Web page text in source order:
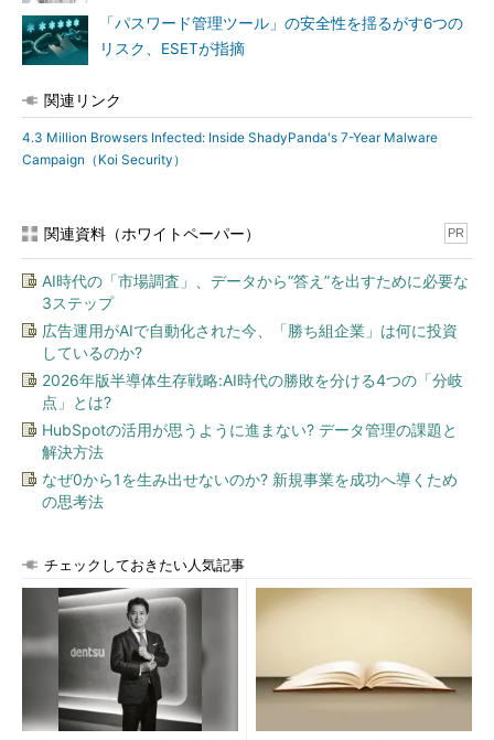
「パスワード管理ツール」の安全性を揺るがす6つの
リスク、ESETが指摘
関連リンク
4.3 Million Browsers Infected: Inside ShadyPanda's 7-Year Malware
Campaign（Koi Security）
関連資料（ホワイトペーパー） PR
AI時代の「市場調査」、データから“答え”を出すために必要な
3ステップ
広告運用がAIで自動化された今、「勝ち組企業」は何に投資
しているのか?
2026年版半導体生存戦略:AI時代の勝敗を分ける4つの「分岐
点」とは?
HubSpotの活用が思うように進まない? データ管理の課題と
解決方法
なぜ0から1を生み出せないのか? 新規事業を成功へ導くため
の思考法
チェックしておきたい人気記事